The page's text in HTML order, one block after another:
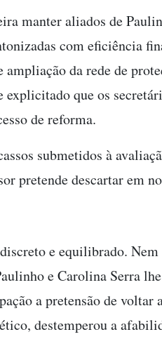
manter aliados de
com eficiência
da rede de
que os
de reforma.
submetidos à
pretende descartar em
e equilibrado.
e Carolina Serra
a pretensão de
destemperou a